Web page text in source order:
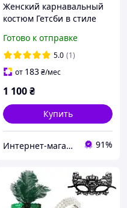
Женский карнавальный
костюм Гетсби в стиле
Готово к отправке
5.0 (1)
от 183₴/мес
1 100₴
Купить
Интернет-магазин "ЕXCLUSIVE" 91%